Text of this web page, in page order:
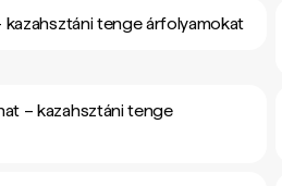
tenge árfolyamokat
– kazahsztáni tenge